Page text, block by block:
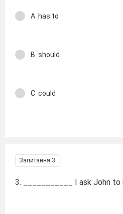
A has to
B should
C could
Запитання 3
3. ___________ I ask John to